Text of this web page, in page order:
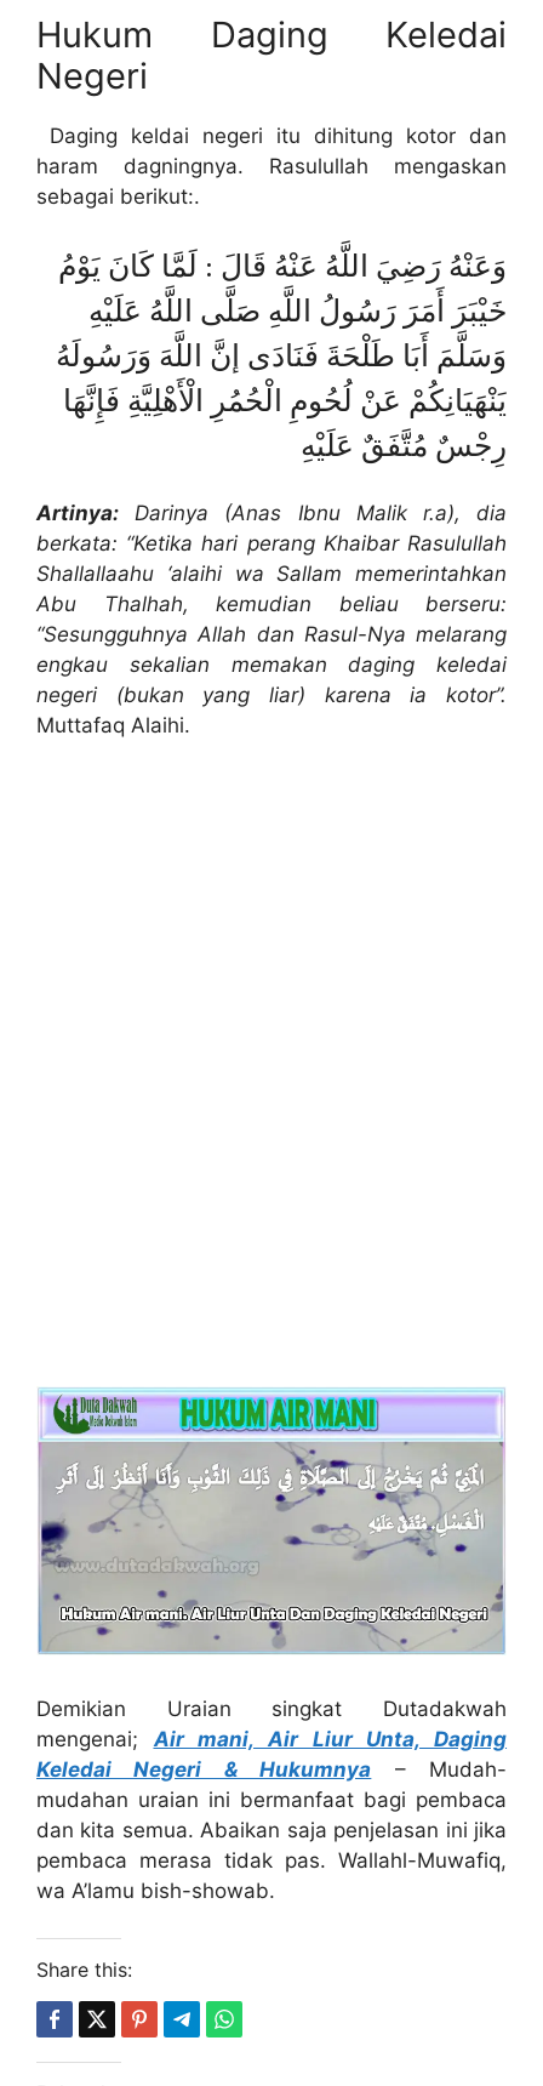
Hukum Daging Keledai
Negeri
Daging keldai negeri itu dihitung kotor dan
haram dagningnya. Rasulullah mengaskan
sebagai berikut:.
وَعَنْهُ رَضِيَ اللَّهُ عَنْهُ قَالَ : لَمَّا كَانَ يَوْمُ
خَيْبَرَ أَمَرَ رَسُولُ اللَّهِ صَلَّى اللَّهُ عَلَيْهِ
وَسَلَّمَ أَبَا طَلْحَةَ فَنَادَى إنَّ اللَّهَ وَرَسُولَهُ
يَنْهَيَانِكُمْ عَنْ لُحُومِ الْحُمُرِ الْأَهْلِيَّةِ فَإِنَّهَا
رِجْسٌ مُتَّفَقٌ عَلَيْهِ
Artinya: Darinya (Anas Ibnu Malik r.a), dia
berkata: “Ketika hari perang Khaibar Rasulullah
Shallallaahu ‘alaihi wa Sallam memerintahkan
Abu Thalhah, kemudian beliau berseru:
“Sesungguhnya Allah dan Rasul-Nya melarang
engkau sekalian memakan daging keledai
negeri (bukan yang liar) karena ia kotor”.
Muttafaq Alaihi.
Demikian Uraian singkat Dutadakwah
mengenai;Air mani, Air Liur Unta, Daging
Keledai Negeri & Hukumnya – Mudah-
mudahan uraian ini bermanfaat bagi pembaca
dan kita semua. Abaikan saja penjelasan ini jika
pembaca merasa tidak pas. Wallahl-Muwafiq,
wa A’lamu bish-showab.
Share this: